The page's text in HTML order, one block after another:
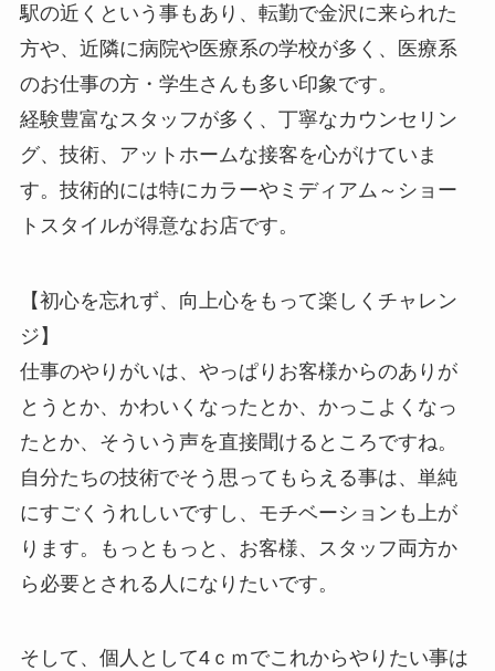
駅の近くという事もあり、転勤で金沢に来られた
方や、近隣に病院や医療系の学校が多く、医療系
のお仕事の方・学生さんも多い印象です。
経験豊富なスタッフが多く、丁寧なカウンセリン
グ、技術、アットホームな接客を心がけていま
す。技術的には特にカラーやミディアム～ショー
トスタイルが得意なお店です。
【初心を忘れず、向上心をもって楽しくチャレン
ジ】
仕事のやりがいは、やっぱりお客様からのありが
とうとか、かわいくなったとか、かっこよくなっ
たとか、そういう声を直接聞けるところですね。
自分たちの技術でそう思ってもらえる事は、単純
にすごくうれしいですし、モチベーションも上が
ります。もっともっと、お客様、スタッフ両方か
ら必要とされる人になりたいです。
そして、個人として4ｃｍでこれからやりたい事は